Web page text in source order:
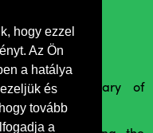
hogy ezzel
Az Ön
a hatálya
és
tovább
a
100th anniversary of